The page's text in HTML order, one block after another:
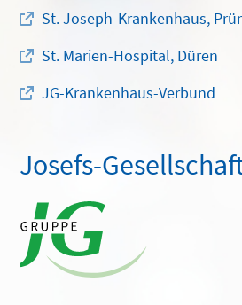
St. Joseph-Krankenhaus,
St. Marien-Hospital, Düren
JG-Krankenhaus-Verbund
Josefs-